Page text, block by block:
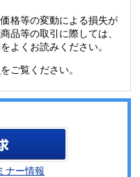
格等の変動による損失が
品等の取引に際しては、
よくお読みください。
をご覧ください。
ナー情報